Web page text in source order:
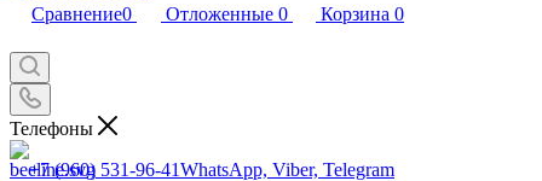
Сравнение0 Отложенные 0 Корзина 0
Телефоны
+7 (960) 531-96-41WhatsApp, Viber, Telegram